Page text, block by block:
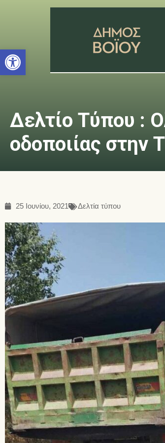
Ανοίξτε τη γραμμή
Δελτίο Τύπου :
οδοποιίας στην
25 Ιουνίου, 2021 Δελτία τύπου